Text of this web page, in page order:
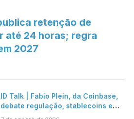
retenção de
até 24 horas; regra
2027
ID Talk | Fabio Plein, da Coinbase,
debate regulação, stablecoins e
risco onchain